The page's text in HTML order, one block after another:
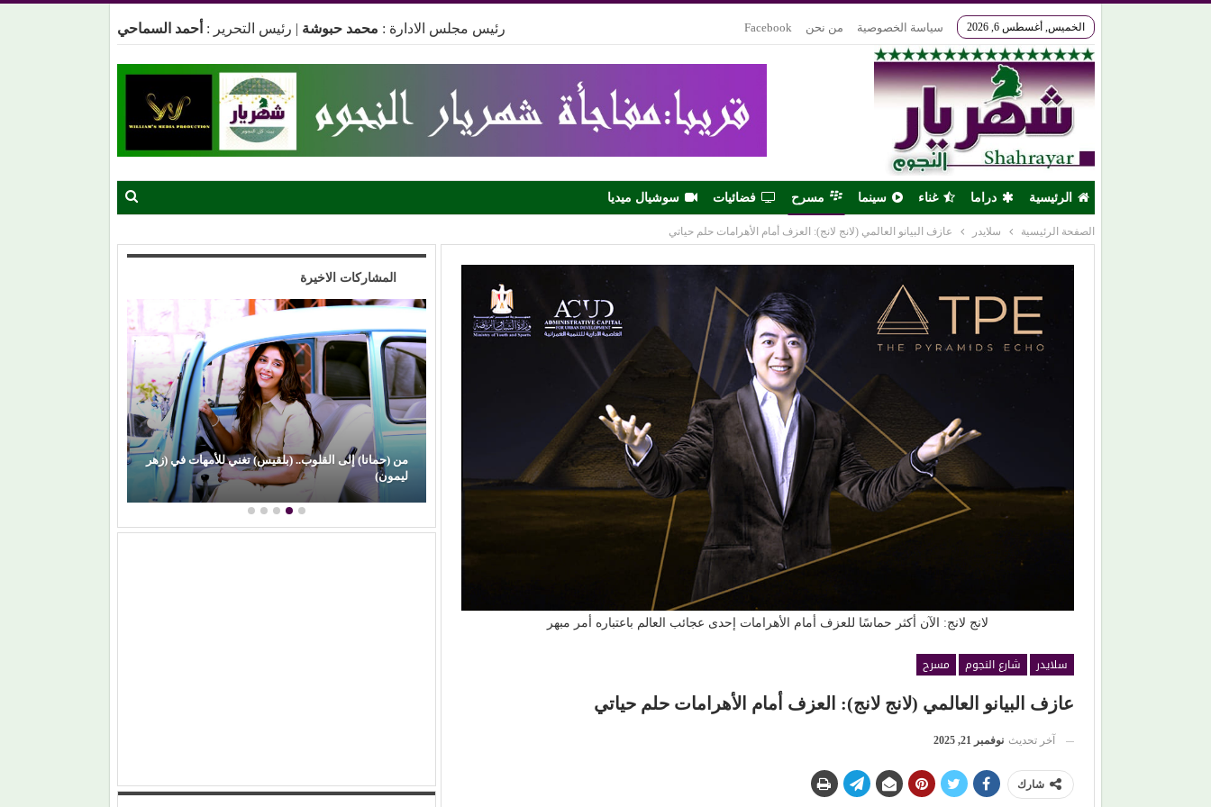
الخميس, أغسطس 6, 2026 سياسة الخصوصية من نحن Facebook رئيس مجلس الادارة : محمد حبوشة | رئيس التحرير : أحمد السماحي
الرئيسية دراما غناء سينما مسرح فضائيات سوشيال ميديا
الصفحة الرئيسية سلايدر عازف البيانو العالمي (لانج لانج): العزف أمام الأهرامات حلم حياتي
لانج لانج: الآن أكثر حماسًا للعزف أمام الأهرامات إحدى عجائب العالم باعتباره أمر مبهر
سلايدر شارع النجوم
مسرح
عازف البيانو العالمي (لانج لانج): العزف أمام الأهرامات حلم حياتي
آخر تحديث نوفمبر 21, 2025
شارك
المشاركات الاخيرة
(مصطفى النجار) يحرك المياه الراكدة.. لماذا اكتفينا
بمشاهدة السقوط البطيء!
(لطيفة) تكتب فصلًا جديدًا من النجاح.. (شبهي بالمللي)
تتربع على عرش (أنغامي)
من (حمانا) إلى القلوب.. (بلقيس) تغني للأمهات في (زهر
ليمون)